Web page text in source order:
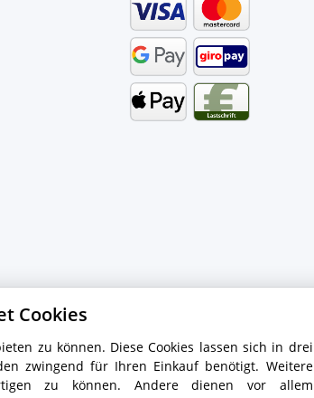
Cookies
zu können. Diese Cookies lassen sich in drei
zwingend für Ihren Einkauf benötigt. Weitere
zu können. Andere dienen vor allem